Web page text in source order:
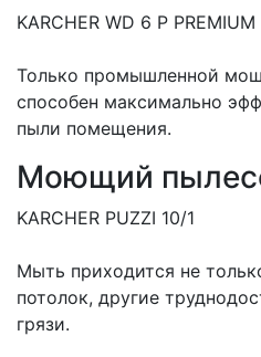
KARCHER WD 6 P PREMIUM
Только промышленной
способен максимально
пыли помещения.
Моющий
KARCHER PUZZI 10/1
Мыть приходится не
потолок, другие
грязи.